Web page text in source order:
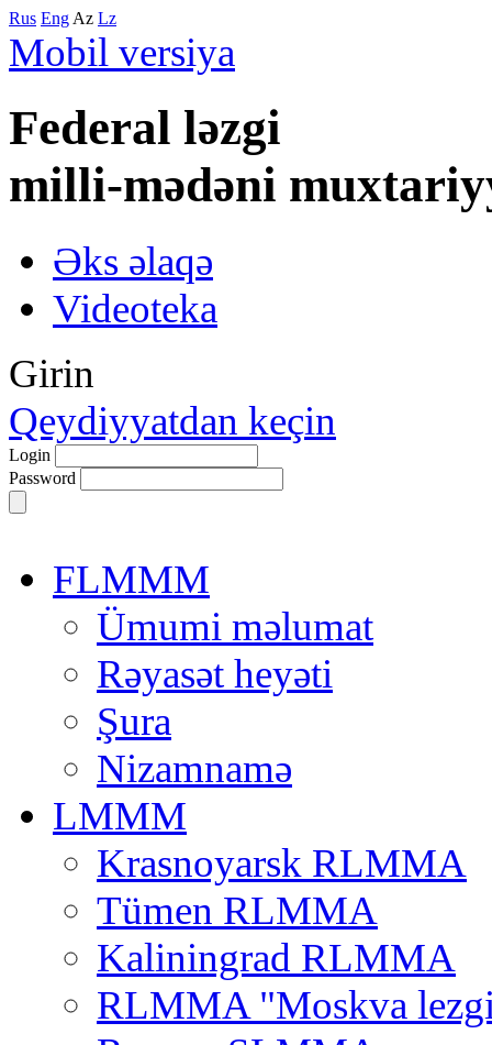
Rus Eng Az Lz
Mobil versiya
Federal lәzgi
milli-mәdәni
Əks əlaqə
Videoteka
Girin
Qeydiyyatdan keçin
Login
Password
FLMMM
Ümumi məlumat
Rəyasət heyəti
Şura
Nizamnamə
LMMM
Krasnoyarsk RLMMA
Tümen RLMMA
Kaliningrad RLMMA
RLMMA "Moskva